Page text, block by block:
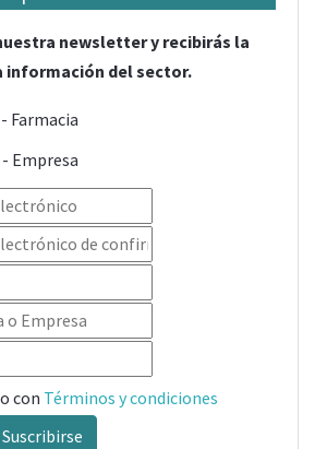
newsletter y recibirás la
información del sector.
Farmacia
Empresa
con Términos y condiciones
Suscribirse